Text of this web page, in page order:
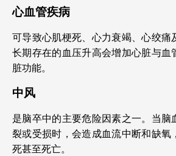
心血管疾病
可导致心肌梗死、心力衰竭、心绞痛
长期存在的血压升高会增加心脏与血
脏功能。
中风
是脑卒中的主要危险因素之一。当脑
裂或受损时，会造成血流中断和缺氧
死甚至死亡。